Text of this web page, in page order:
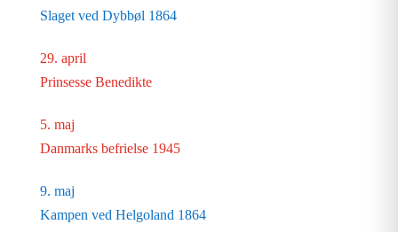
Slaget ved Dybbøl 1864
29. april
Prinsesse Benedikte
5. maj
Danmarks befrielse 1945
9. maj
Kampen ved Helgoland 1864